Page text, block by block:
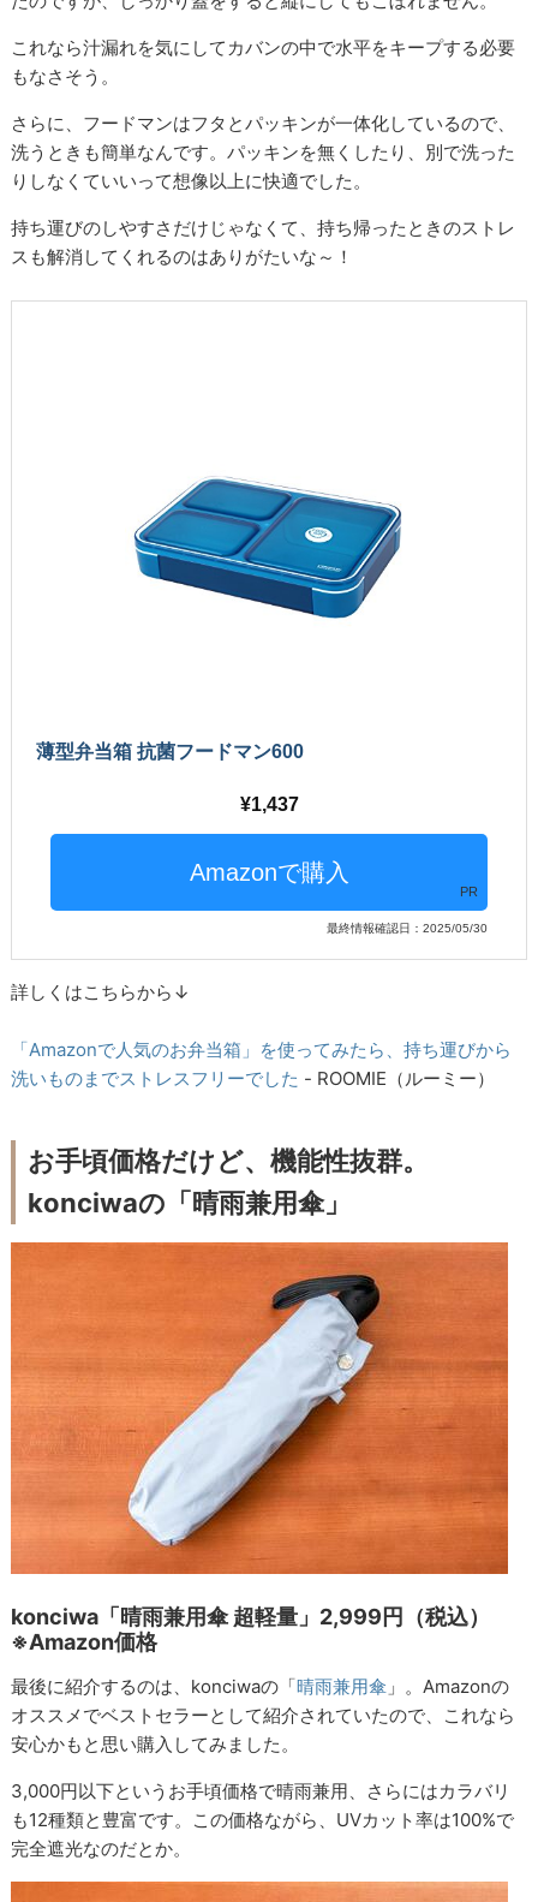
これなら汁漏れを気にしてカバンの中で水平をキープする必要
もなさそう。
さらに、フードマンはフタとパッキンが一体化しているので、
洗うときも簡単なんです。パッキンを無くしたり、別で洗った
りしなくていいって想像以上に快適でした。
持ち運びのしやすさだけじゃなくて、持ち帰ったときのストレ
スも解消してくれるのはありがたいな～！
薄型弁当箱 抗菌フードマン600
1,437
PR
最終情報確認日：2025/05/30
詳しくはこちらから↓
「Amazonで人気のお弁当箱」を使ってみたら、持ち運びから
洗いものまでストレスフリーでした - ROOMIE（ルーミー）
お手頃価格だけど、機能性抜群。
konciwaの「晴雨兼用傘」
konciwa「晴雨兼用傘 超軽量」2,999円（税込）
※Amazon価格
最後に紹介するのは、konciwaの「晴雨兼用傘 」。Amazonの
オススメでベストセラーとして紹介されていたので、これなら
安心かもと思い購入してみました。
3,000円以下というお手頃価格で晴雨兼用、さらにはカラバリ
も12種類と豊富です。この価格ながら、UVカット率は100%で
完全遮光なのだとか。